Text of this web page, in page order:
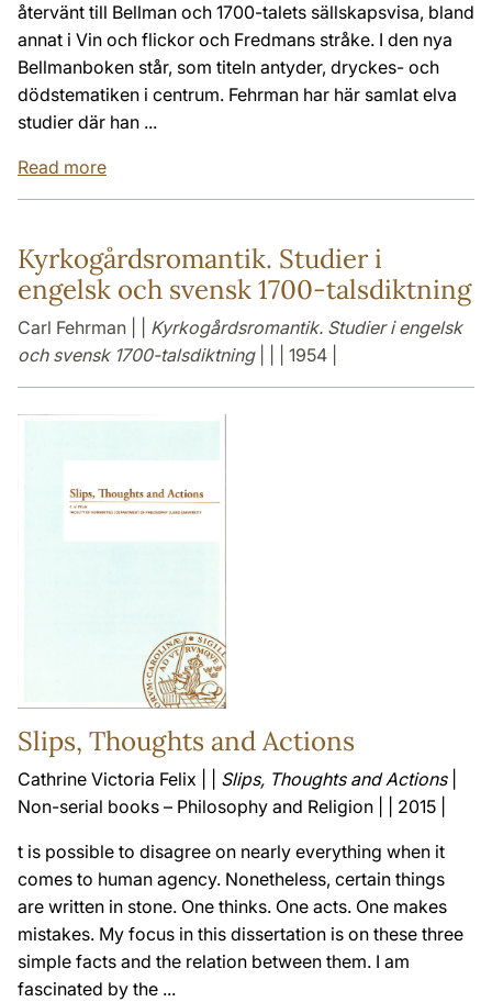
återvänt till Bellman och 1700-talets sällskapsvisa, bland
annat i Vin och flickor och Fredmans stråke. I den nya
Bellmanboken står, som titeln antyder, dryckes- och
dödstematiken i centrum. Fehrman har här samlat elva
studier där han ...
Read more
Kyrkogårdsromantik. Studier i
engelsk och svensk 1700-talsdiktning
Carl Fehrman | | Kyrkogårdsromantik. Studier i engelsk
och svensk 1700-talsdiktning| | | 1954 |
Slips, Thoughts and Actions
Cathrine Victoria Felix | | Slips, Thoughts and Actions|
Non-serial books – Philosophy and Religion | | 2015 |
t is possible to disagree on nearly everything when it
comes to human agency. Nonetheless, certain things
are written in stone. One thinks. One acts. One makes
mistakes. My focus in this dissertation is on these three
simple facts and the relation between them. I am
fascinated by the ...